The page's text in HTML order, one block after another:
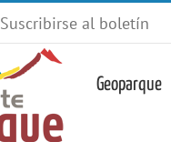
Suscribirse al boletín
Geoparque